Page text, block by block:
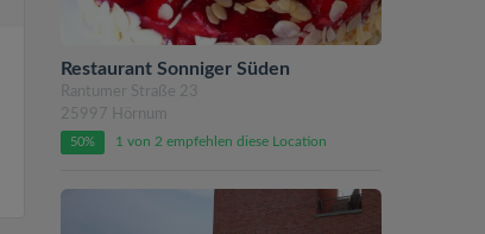
Restaurant Sonniger Süden
Rantumer Straße 23
25997 Hörnum
50% 1 von 2 empfehlen diese Location